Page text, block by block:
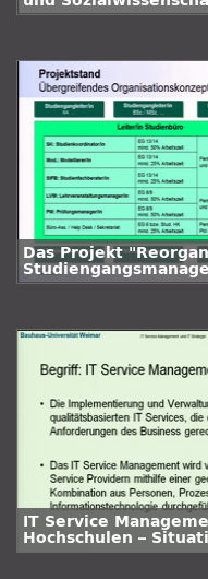
"Studienbüro" mit
Das Projekt
Universität
IT Service
Hochschulen –
Universität Weimar